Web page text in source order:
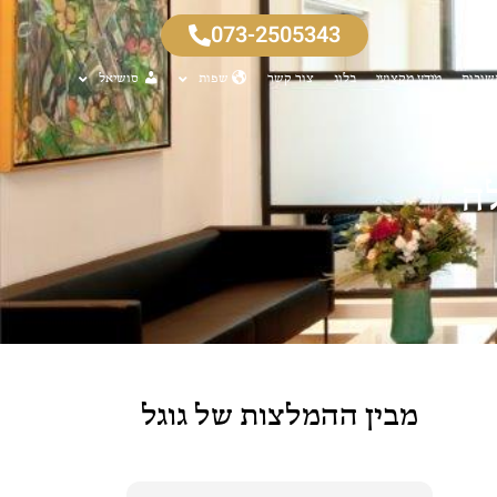
073-2505343
מידע מקצועי בלוג צור קשר שפות סושיאל
מבין ההמלצות של גוגל